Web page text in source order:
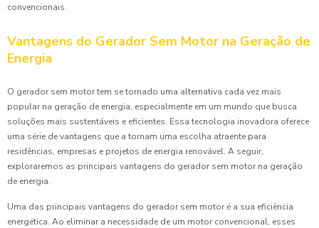
convencionais.
Vantagens do Gerador Sem Motor na Geração de
Energia
O gerador sem motor tem se tornado uma alternativa cada vez mais
popular na geração de energia, especialmente em um mundo que busca
soluções mais sustentáveis e eficientes. Essa tecnologia inovadora oferece
uma série de vantagens que a tornam uma escolha atraente para
residências, empresas e projetos de energia renovável. A seguir,
exploraremos as principais vantagens do gerador sem motor na geração
de energia.
Uma das principais vantagens do gerador sem motor é a sua eficiência
energética. Ao eliminar a necessidade de um motor convencional, esses